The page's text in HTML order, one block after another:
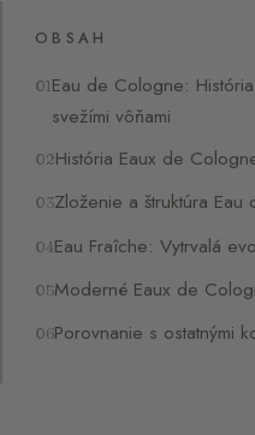
OBSAH
Eau de Cologne:
svežími vôňami
História Eaux de
Zloženie a štruktúra
Eau Fraîche: Vytrvalá
Moderné Eaux de
Porovnanie s ostatnými